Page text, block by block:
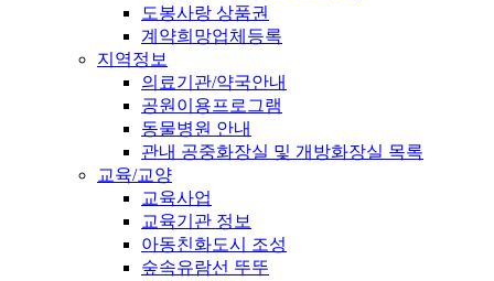
도봉사랑 상품권
계약희망업체등록
지역정보
의료기관/약국안내
공원이용프로그램
동물병원 안내
관내 공중화장실 및 개방화장실 목록
교육/교양
교육사업
교육기관 정보
아동친화도시 조성
숲속유람선 뚜뚜